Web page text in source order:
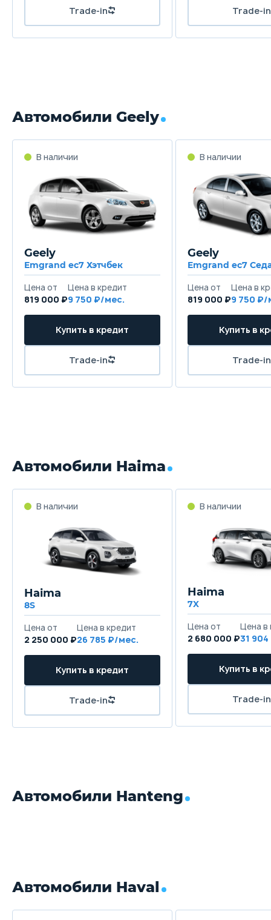
Trade-in Trade-in
Автомобили Geely
В наличии
Geely
Emgrand ec7 Хэтчбек
Цена от
819 000 ₽
Цена в кредит
9 750 ₽/мес.
Купить в кредит
Trade-in
В наличии
Geely
Emgrand ec7
Цена от
819 000 ₽
Цена в
9 750 ₽/
Купить в
Trade-in
Автомобили Haima
В наличии
Haima
8S
Цена от
2 250 000 ₽
Цена в кредит
26 785 ₽/мес.
Купить в кредит
Trade-in
В наличии
Haima
7X
Цена от
2 680 000 ₽
Цена в
31
Купить в
Trade-in
Автомобили Hanteng
Автомобили Haval